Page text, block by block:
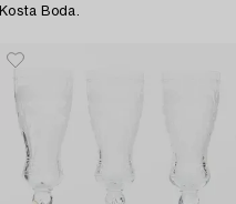
Kosta Boda.